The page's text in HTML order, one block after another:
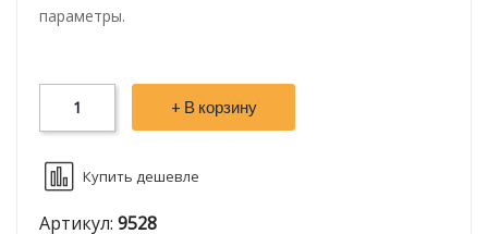
параметры.
+ В корзину
Купить дешевле
Артикул: 9528